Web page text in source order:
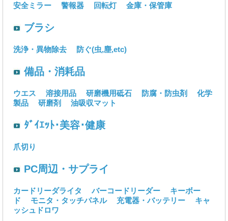
安全ミラー 警報器 回転灯 金庫・保管庫
ブラシ
洗浄・異物除去 防ぐ(虫,塵,etc)
備品・消耗品
ウエス 溶接用品 研磨機用砥石 防腐・防虫剤
化学
製品
研磨剤 油吸収マット
ﾀﾞｲｴｯﾄ･美容･健康
爪切り
PC周辺・サプライ
カードリーダライタ バーコードリーダー
キーボー
ド
モニタ・タッチパネル 充電器・バッテリー
キャ
ッシュドロワ